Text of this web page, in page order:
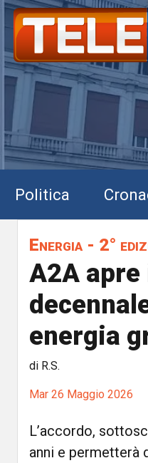
Politica
Energia - 2°
A2A apre
energia
di R.S.
Mar 26 Maggio 2026
L’accordo,
anni e permetterà